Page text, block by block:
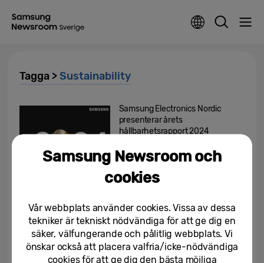
Tagga > Sustainability
Samsung Electronics Nordic
presenterar årets
hållbarhetsrapport 2024
07/04/2025
Samsung Electronics Nordic
08/04/2024
Samsung lanserar en ny
tvättserie med hög
Samsung Newsroom och
cookies
Vår webbplats använder cookies. Vissa av dessa
tekniker är tekniskt nödvändiga för att ge dig en
säker, välfungerande och pålitlig webbplats. Vi
önskar också att placera valfria/icke-nödvändiga
cookies för att ge dig den bästa möjliga